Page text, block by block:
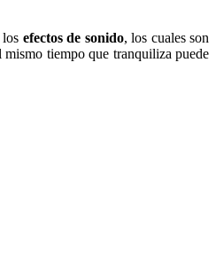
los efectos de sonido, los cuales son
tiempo que tranquiliza puede